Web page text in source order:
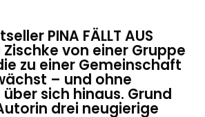
PINA FÄLLT AUS
von einer Gruppe
zu einer Gemeinschaft
– und ohne
sich hinaus. Grund
drei neugierige